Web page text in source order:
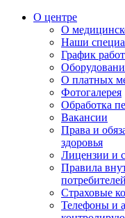
О центре
О
Наши
График
О платных
Фотогалерея
Обработка
Вакансии
Права и
здоровья
Лицензии и
Правила
Страховые
Телефоны и